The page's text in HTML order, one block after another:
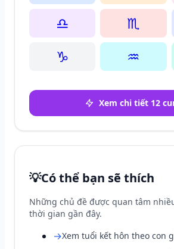
♎
♏
♑
♒
Xem chi tiết 12
💡Có thể bạn sẽ thích
Những chủ đề được quan tâm
thời gian gần đây.
→Xem tuổi kết hôn theo con